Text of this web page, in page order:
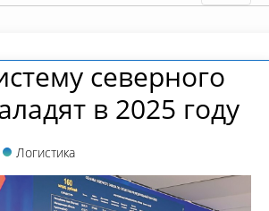
северного
в 2025 году
Логистика